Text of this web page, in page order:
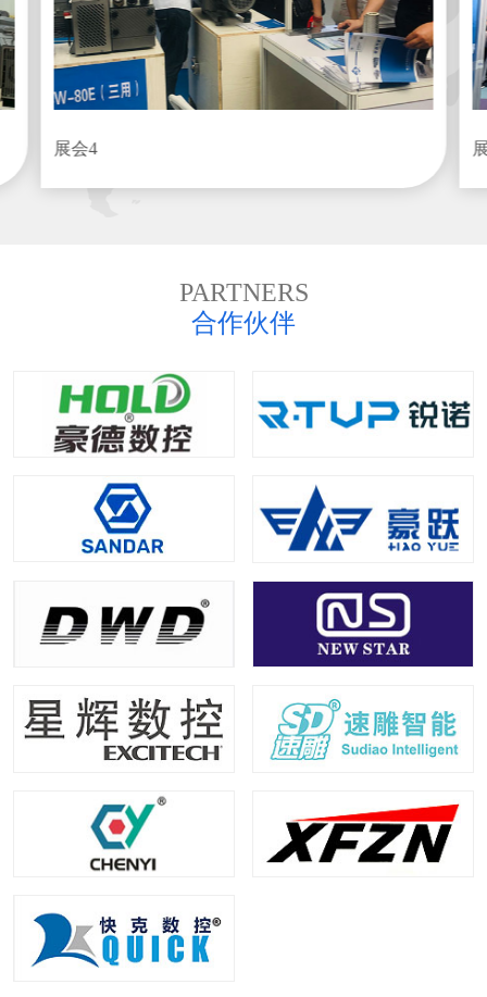
展会4
PARTNERS
合作伙伴